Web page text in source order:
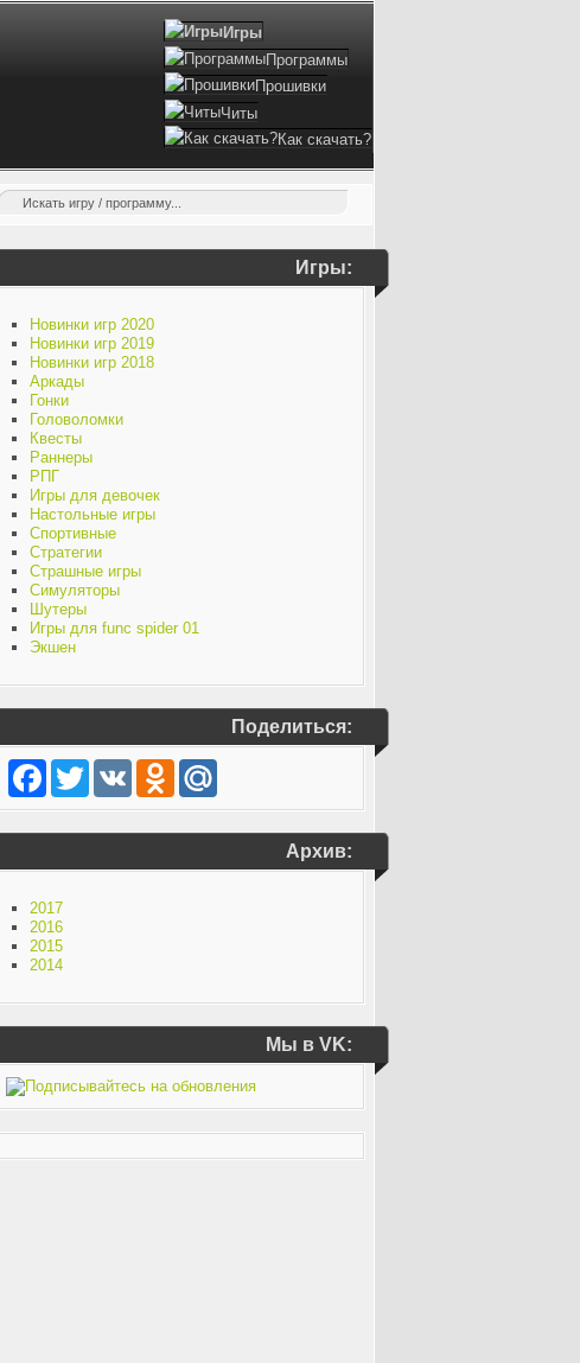
Игры
Программы
Прошивки
Читы
Как скачать?
Игры:
Новинки игр 2020
Новинки игр 2019
Новинки игр 2018
Аркады
Гонки
Головоломки
Квесты
Раннеры
РПГ
Игры для девочек
Настольные игры
Спортивные
Стратегии
Страшные игры
Симуляторы
Шутеры
Игры для func spider 01
Экшен
Поделиться:
FacebookTwitter VK Odnoklassniki
Архив:
2017
2016
2015
2014
Мы в VK: